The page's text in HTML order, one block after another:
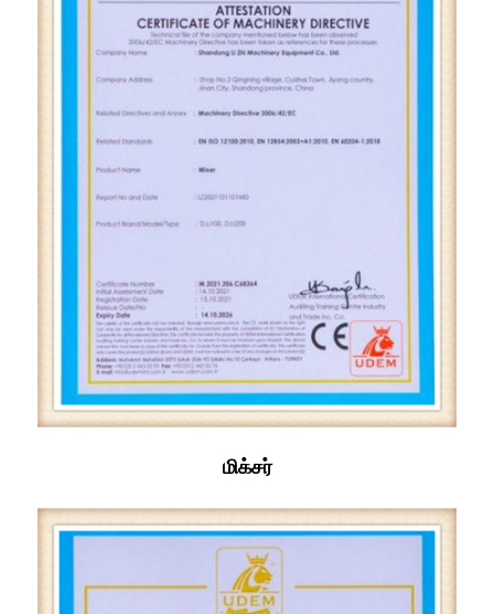
முகப்புப் பக்கம்
சான்றிதழ்
மிக்சர்